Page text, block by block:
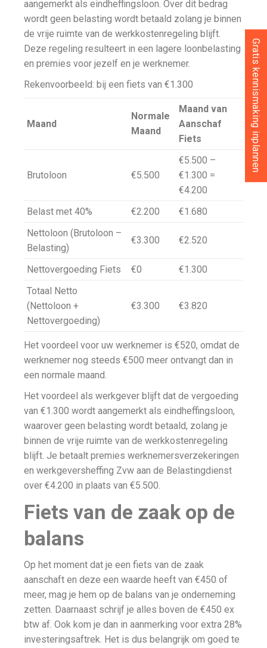
aangemerkt als eindheffingsloon. Over dit bedrag
wordt geen belasting wordt betaald zolang je binnen
de vrije ruimte van de werkkostenregeling blijft.
Deze regeling resulteert in een lagere loonbelasting
en premies voor jezelf en je werknemer.
Rekenvoorbeeld: bij een fiets van €1.300
Maand
Normale
Maand
Maand van
Aanschaf
Fiets
Brutoloon €5.500
€5.500 –
€1.300 =
€4.200
Belast met 40%
€2.200
€1.680
Nettoloon (Brutoloon –
Belasting)
€3.300 €2.520
Nettovergoeding Fiets €0
€1.300
Totaal Netto
(Nettoloon +
Nettovergoeding)
€3.300 €3.820
Het voordeel voor uw werknemer is €520, omdat de
werknemer nog steeds €500 meer ontvangt dan in
een normale maand.
Het voordeel als werkgever blijft dat de vergoeding
van €1.300 wordt aangemerkt als eindheffingsloon,
waarover geen belasting wordt betaald, zolang je
binnen de vrije ruimte van de werkkostenregeling
blijft. Je betaalt premies werknemersverzekeringen
en werkgeversheffing Zvw aan de Belastingdienst
over €4.200 in plaats van €5.500.
Fiets van de zaak op de
balans
Op het moment dat je een fiets van de zaak
aanschaft en deze een waarde heeft van €450 of
meer, mag je hem op de balans van je onderneming
zetten. Daarnaast schrijf je alles boven de €450 ex
btw af. Ook kom je dan in aanmerking voor extra 28%
investeringsaftrek. Het is dus belangrijk om goed te
Gratis kennismaking inplannen